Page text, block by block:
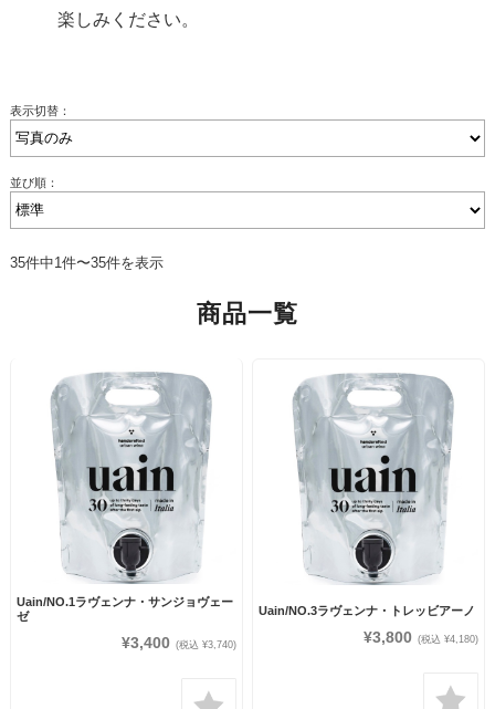
楽しみください。
表示切替：
並び順：
35件中1件〜35件を表示
商品一覧
Uain/NO.1ラヴェンナ・サンジョヴェー
ゼ
¥3,400 (税込 ¥3,740)
Uain/NO.3ラヴェンナ・トレッビアーノ
¥3,800 (税込 ¥4,180)